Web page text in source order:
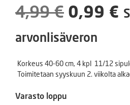
4,99€
hinta
oli:
4,99 €.
0,99 €
arvonlisäveron
Korkeus 40-60 cm, 4 kpl 11/12
Toimitetaan syyskuun 2. viikolta
Varasto loppu